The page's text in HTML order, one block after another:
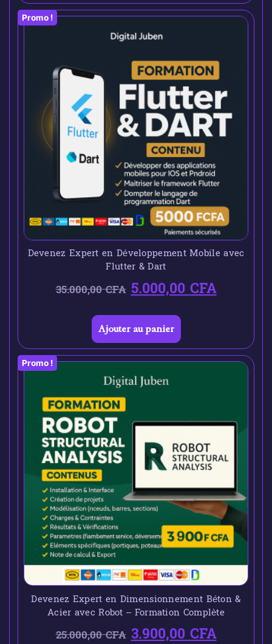
Promo !
Devenez Expert en Développement Mobile avec
Flutter & Dart
35.000,00CFA 5.000,00CFA
Ajouter au panier
Promo !
Devenez Expert en Dimensionnement Béton &
Acier avec Robot – Formation Complète
25.000,00CFA 3.900,00CFA